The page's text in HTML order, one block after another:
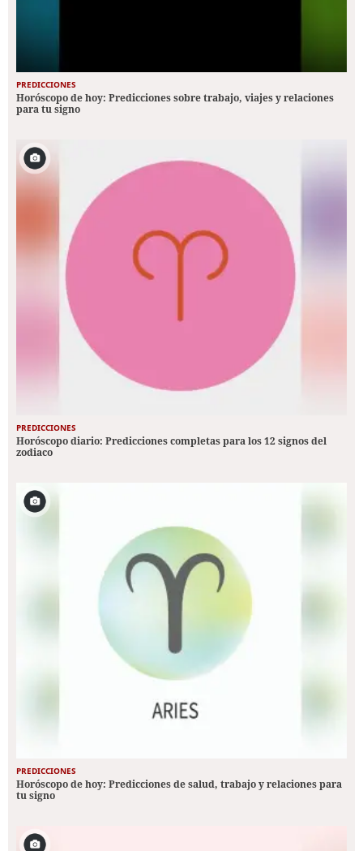
PREDICCIONES
Horóscopo de hoy: Predicciones sobre trabajo, viajes y relaciones
para tu signo
PREDICCIONES
Horóscopo diario: Predicciones completas para los 12 signos del
zodiaco
PREDICCIONES
Horóscopo de hoy: Predicciones de salud, trabajo y relaciones para
tu signo